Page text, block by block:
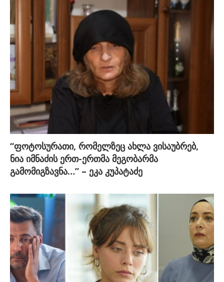
“ფოტოსურათი, რომელზეც ახლა ვისაუბრებ,
ნია იმნაძის ერთ-ერთმა მეგობარმა
გამომიგზავნა…” – ეკა კუპატაძე